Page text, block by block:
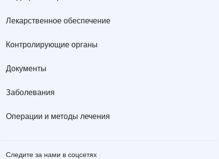
Лекарственное обеспечение
Контролирующие органы
Документы
Заболевания
Операции и методы лечения
Следите за нами в соцсетях